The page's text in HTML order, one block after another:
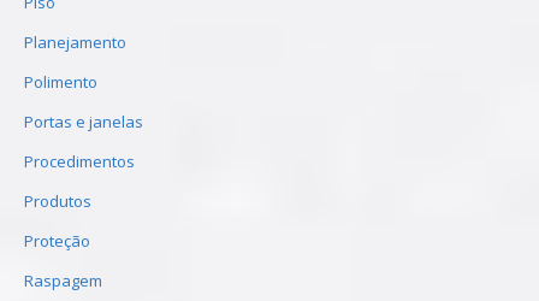
Planejamento
Polimento
Portas e janelas
Procedimentos
Produtos
Proteção
Raspagem